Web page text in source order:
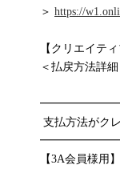
＞ https://
【クリエイテ
＜払戻方法詳細
支払方法がク
【3A会員様用】